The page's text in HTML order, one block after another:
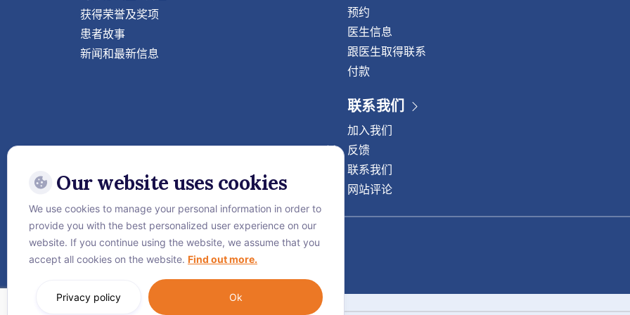
术有很大不同。在这项新技术中，外科医生使用以超
声波速度振动的研磨晶体来重塑鼻子的骨骼和软骨，
而不会对周围组织造成损害或创伤。这项新技术可用
于修复鼻中隔偏曲、鼻部不对称和鼻背驼峰等多种问
题。它可以减少手术后的肿胀并缩短恢复时间。 整形
疗： 访问威它尼国际医院整形外科中心 如果您正在考
虑接受整形手术以矫正面部和身体缺陷，请预约泰国
曼谷威它尼国际医院整形外科中心的初步咨询。 我们
将根据您的具体情况为您提供最佳选择，帮助您达到
最佳效果，让您拥有引以为傲的面容或身材。
获得荣誉及奖项
患者故事
新闻和最新信息
预约
医生信息
跟医生取得联系
付款
联系我们
加入我们
反馈
联系我们
网站评论
关注威它尼国际医院
站点地图 保密协议
Our website uses cookies
We use cookies to manage your personal information in order to
provide you with the best personalized user experience on our
website. If you continue using the website, we assume that you
accept all cookies on the website. Find out more.
Ok
Privacy policy